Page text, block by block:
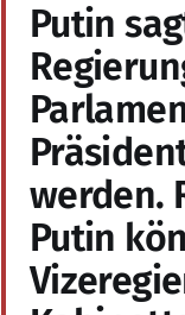
Putin
werden.
Putin